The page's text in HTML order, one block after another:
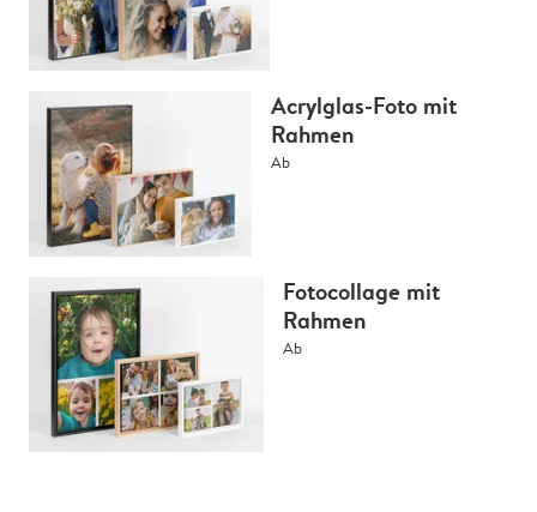
Acrylglas-Foto mit
Rahmen
Ab
Fotocollage mit
Rahmen
Ab